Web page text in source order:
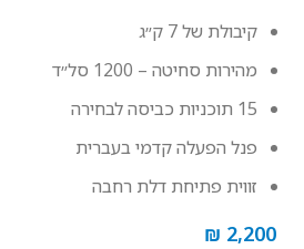
קיבולת של 7 ק״ג
מהירות סחיטה – 1200 סל״ד
15 תוכניות כביסה לבחירה
פנל הפעלה קדמי בעברית
זווית פתיחת דלת רחבה
₪ 2,200